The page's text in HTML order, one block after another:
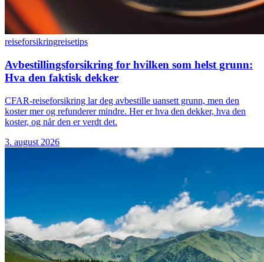
reiseforsikringreisetips
Avbestillingsforsikring for hvilken som helst grunn:
Hva den faktisk dekker
CFAR-reiseforsikring lar deg avbestille uansett grunn, men den
koster mer og refunderer mindre. Her er hva den dekker, hva den
koster, og når den er verdt det.
3. august 2026